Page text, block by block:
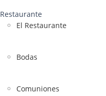
Restaurante
El Restaurante
Bodas
Comuniones